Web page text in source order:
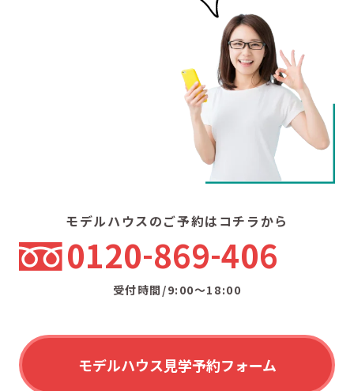
モデルハウスのご予約はコチラから
0120 869 406
受付時間/9:00〜18:00
モデルハウス見学予約フォーム